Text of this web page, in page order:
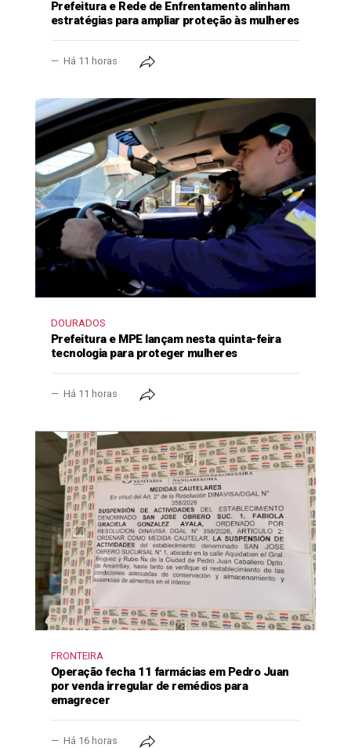
Prefeitura e Rede de Enfrentamento alinham
estratégias para ampliar proteção às mulheres
Há 11 horas
DOURADOS
Prefeitura e MPE lançam nesta quinta-feira
tecnologia para proteger mulheres
Há 11 horas
FRONTEIRA
Operação fecha 11 farmácias em Pedro Juan
por venda irregular de remédios para
emagrecer
Há 16 horas